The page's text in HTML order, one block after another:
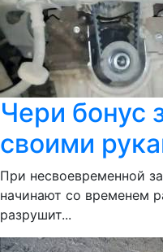
Чери бонус
своими
При несвоевременной
начинают со временем
разрушит...